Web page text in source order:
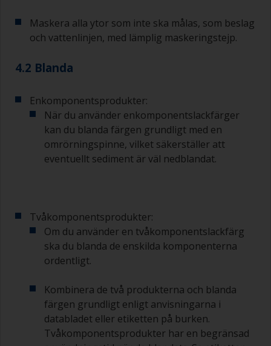
svåråtkomliga ställen.
och torka dem grundligt innan du använder dem
Kvaliteten på de penslar som krävs för
grundmålning är mindre kritisk än de som
används för applicering av lackgrundfärg eller
lackfärg.
en lämplig behållare så att du kan göra rent dem
om dess borst börjar täppas till på grund av
härdad eller förtjockad färg.
Andra användbara tips:
Om du märker av rinningar när färgen appliceras
är den antingen för tunn eller så använder du för
mycket.
Undvik att använda färg direkt från burken
Maskera alla ytor som inte ska målas, som beslag
och vattenlinjen, med lämplig maskeringstejp.
4.2 Blanda
Enkomponentsprodukter:
När du använder enkomponentslackfärger
kan du blanda färgen grundligt med en
omrörningspinne, vilket säkerställer att
eventuellt sediment är väl nedblandat.
Tvåkomponentsprodukter:
Om du använder en tvåkomponentslackfärg
ska du blanda de enskilda komponenterna
ordentligt.
Kombinera de två produkterna och blanda
färgen grundligt enligt anvisningarna i
databladet eller etiketten på burken.
Tvåkomponentsprodukter har en begränsad